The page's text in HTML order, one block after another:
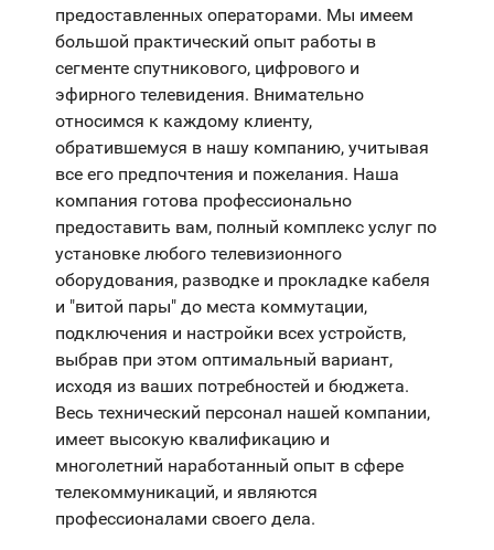
предоставленных операторами. Мы имеем
большой практический опыт работы в
сегменте спутникового, цифрового и
эфирного телевидения. Внимательно
относимся к каждому клиенту,
обратившемуся в нашу компанию, учитывая
все его предпочтения и пожелания. Наша
компания готова профессионально
предоставить вам, полный комплекс услуг по
установке любого телевизионного
оборудования, разводке и прокладке кабеля
и "витой пары" до места коммутации,
подключения и настройки всех устройств,
выбрав при этом оптимальный вариант,
исходя из ваших потребностей и бюджета.
Весь технический персонал нашей компании,
имеет высокую квалификацию и
многолетний наработанный опыт в сфере
телекоммуникаций, и являются
профессионалами своего дела.